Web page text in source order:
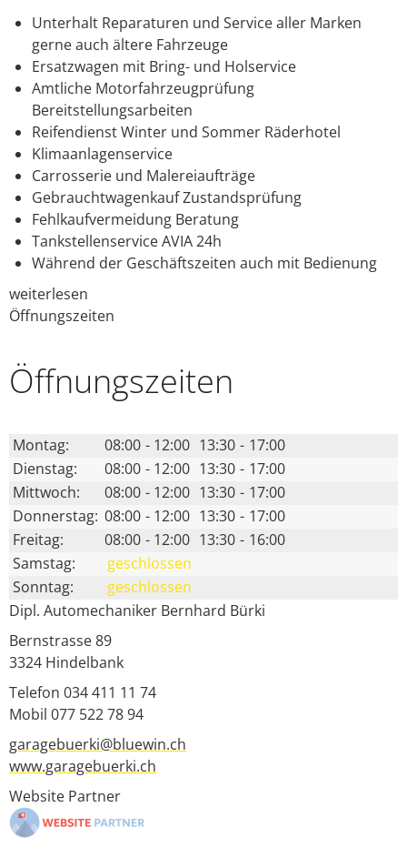
Unterhalt Reparaturen und Service aller Marken
gerne auch ältere Fahrzeuge
Ersatzwagen mit Bring- und Holservice
Amtliche Motorfahrzeugprüfung
Bereitstellungsarbeiten
Reifendienst Winter und Sommer Räderhotel
Klimaanlagenservice
Carrosserie und Malereiaufträge
Gebrauchtwagenkauf Zustandsprüfung
Fehlkaufvermeidung Beratung
Tankstellenservice AVIA 24h
Während der Geschäftszeiten auch mit Bedienung
weiterlesen
Öffnungszeiten
Öffnungs­zeiten
Montag: 08:00 - 12:00 13:30 - 17:00
Dienstag:
08:00 - 12:00 13:30 - 17:00
Mittwoch:
08:00 - 12:00 13:30 - 17:00
Donnerstag: 08:00 - 12:00 13:30 - 17:00
Freitag:
08:00 - 12:00 13:30 - 16:00
Samstag:
geschlossen
Sonntag:
geschlossen
Dipl. Automechaniker Bernhard Bürki
Bernstrasse 89
3324 Hindelbank
Telefon 034 411 11 74
Mobil 077 522 78 94
garagebuerki@bluewin.ch
www.garagebuerki.ch
Website Partner